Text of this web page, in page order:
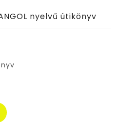
nyelvű útikönyv